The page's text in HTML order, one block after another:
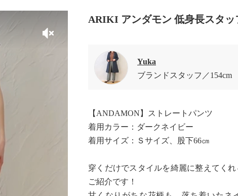
ARIKI アンダモン 低身長スタッ
Yuka
ブランドスタッフ
154cm
【ANDAMON】ストレートパンツ
着用カラー：ダークネイビー
着用サイズ：Ｓサイズ、股下66㎝
穿くだけでスタイルを綺麗に整えてく
ご紹介です！